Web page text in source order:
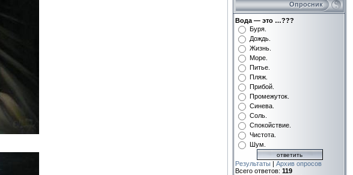
Опросник
Вода — это …???
Буря.
Дождь.
Жизнь.
Море.
Питье.
Пляж.
Прибой.
Промежуток.
Синева.
Соль.
Спокойствие.
Чистота.
Шум.
Результаты | Архив опросов
Всего ответов: 119